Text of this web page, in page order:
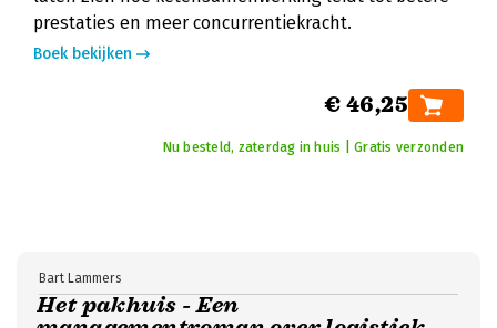
prestaties en meer concurrentiekracht.
Boek bekijken
€ 46,25
Nu besteld, zaterdag in huis | Gratis verzonden
Het pakhuis - Een
Bart Lammers